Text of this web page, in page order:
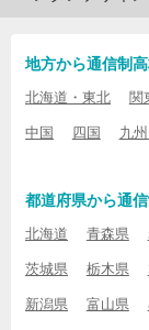
地方から通信制
北海道・東北 関
中国 四国 九
都道府県から通
北海道 青森県
茨城県 栃木県
新潟県 富山県